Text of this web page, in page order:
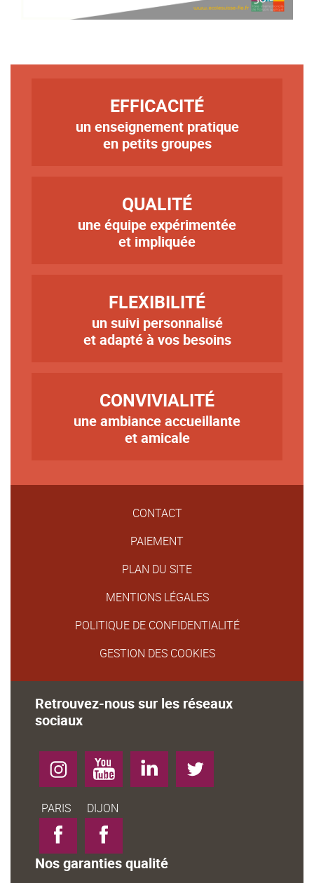
EFFICACITÉ
un enseignement pratique
en petits groupes
QUALITÉ
une équipe expérimentée
et impliquée
FLEXIBILITÉ
un suivi personnalisé
et adapté à vos besoins
CONVIVIALITÉ
Texteune ambiance accueillante
et amicale
CONTACT
PAIEMENT
PLAN DU SITE
MENTIONS LÉGALES
POLITIQUE DE CONFIDENTIALITÉ
GESTION DES COOKIES
Retrouvez-nous sur les réseaux
sociaux
InstagramYouTube LinkedIn Twitter
Facebook-
PARIS
Facebook-
DIJON
Nos garanties qualité